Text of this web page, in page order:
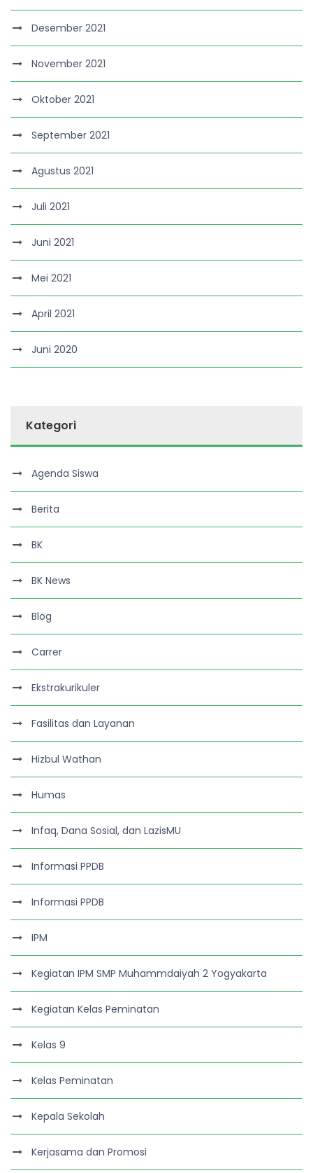
Desember 2021
November 2021
Oktober 2021
September 2021
Agustus 2021
Juli 2021
Juni 2021
Mei 2021
April 2021
Juni 2020
Kategori
Agenda Siswa
Berita
BK
BK News
Blog
Carrer
Ekstrakurikuler
Fasilitas dan Layanan
Hizbul Wathan
Humas
Infaq, Dana Sosial, dan LazisMU
Informasi PPDB
Informasi PPDB
IPM
Kegiatan IPM SMP Muhammdaiyah 2 Yogyakarta
Kegiatan Kelas Peminatan
Kelas 9
Kelas Peminatan
Kepala Sekolah
Kerjasama dan Promosi